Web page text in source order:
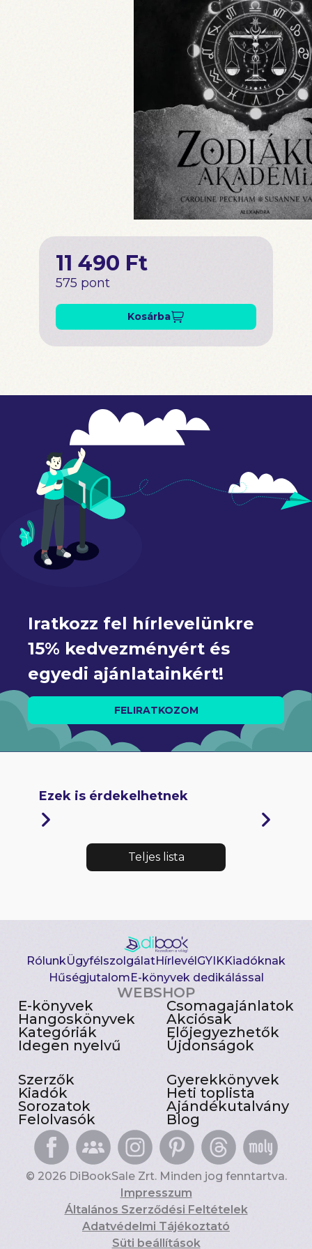
11 490 Ft
575 pont
Kosárba
Iratkozz fel hírlevelünkre
15% kedvezményért és
egyedi ajánlatainkért!
FELIRATKOZOM
Ezek is érdekelhetnek
Teljes lista
RólunkÜgyfélszolgálatHírlevélGYIKKiadóknak
HűségjutalomE-könyvek dedikálással
WEBSHOP
E-könyvek
Hangoskönyvek
Kategóriák
Idegen nyelvű
Csomagajánlatok
Akciósak
Előjegyezhetők
Újdonságok
Szerzők
Kiadók
Sorozatok
Felolvasók
Gyerekkönyvek
Heti toplista
Ajándékutalvány
Blog
© 2026 DiBookSale Zrt. Minden jog fenntartva.
Impresszum
Általános Szerződési Feltételek
Adatvédelmi Tájékoztató
Süti beállítások